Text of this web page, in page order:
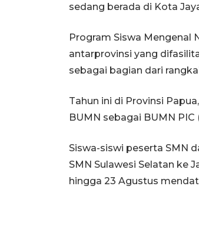
sedang berada di Kota
Program Siswa Mengenal
antarprovinsi yang
sebagai bagian dari
Tahun ini di Provinsi
BUMN sebagai BUMN
Siswa-siswi peserta SMN
SMN Sulawesi Selatan ke
hingga 23 Agustus